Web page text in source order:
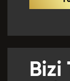
Bizi
E-Posta *